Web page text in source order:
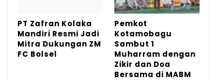
Gubernur Sulut YSK kepada Kota
Kotamobagu,” ujar Walikota
Walikota berjanji akan menjaga dan
melestarikan apa yang di bangun di daerah
ini demi mensejahterakan kotamobagu.
PT Zafran Kolaka
Mandiri Resmi Jadi
Mitra Dukungan ZM
FC Bolsel
Pemkot
Kotamobagu
Sambut 1
Muharram dengan
Zikir dan Doa
Bersama di MABM